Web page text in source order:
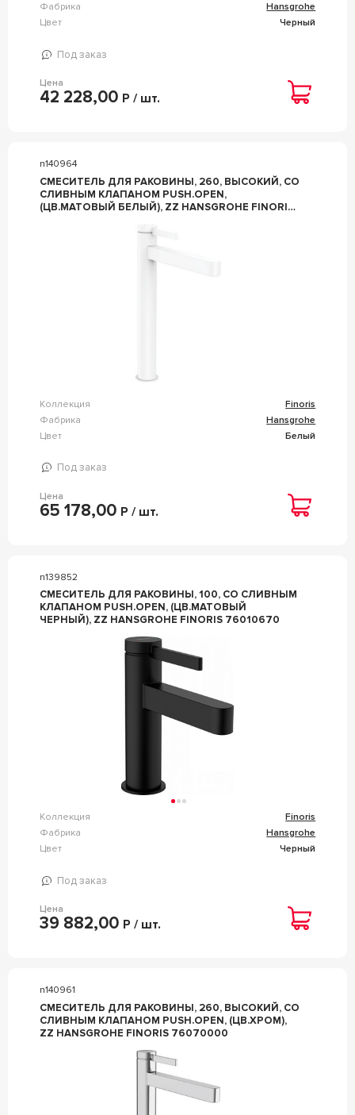
Фабрика
Hansgrohe
Цвет
Черный
Под заказ
Цена
42 228,00 Р / шт.
n140964
СМЕСИТЕЛЬ ДЛЯ РАКОВИНЫ, 260, ВЫСОКИЙ, СО
СЛИВНЫМ КЛАПАНОМ PUSH.OPEN,
(ЦВ.МАТОВЫЙ БЕЛЫЙ), ZZ HANSGROHE FINORIS
Коллекция
Finoris
Фабрика
Hansgrohe
Цвет
Белый
Под заказ
Цена
65 178,00 Р / шт.
n139852
СМЕСИТЕЛЬ ДЛЯ РАКОВИНЫ, 100, СО СЛИВНЫМ
КЛАПАНОМ PUSH.OPEN, (ЦВ.МАТОВЫЙ
ЧЕРНЫЙ), ZZ HANSGROHE FINORIS 76010670
Коллекция
Finoris
Фабрика
Hansgrohe
Цвет
Черный
Под заказ
Цена
39 882,00 Р / шт.
n140961
СМЕСИТЕЛЬ ДЛЯ РАКОВИНЫ, 260, ВЫСОКИЙ, СО
СЛИВНЫМ КЛАПАНОМ PUSH.OPEN, (ЦВ.ХРОМ),
ZZ HANSGROHE FINORIS 76070000